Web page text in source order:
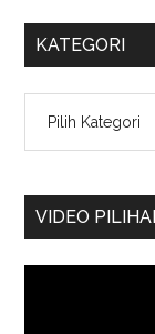
KATEGORI
VIDEO